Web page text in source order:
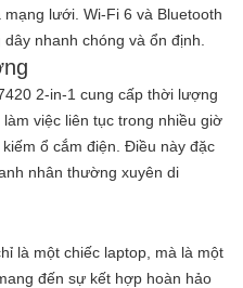
lưới. Wi-Fi 6 và Bluetooth
nhanh chóng và ổn định.
2-in-1 cung cấp thời lượng
việc liên tục trong nhiều giờ
ổ cắm điện. Điều này đặc
nhân thường xuyên di
là một chiếc laptop, mà là một
đến sự kết hợp hoàn hảo